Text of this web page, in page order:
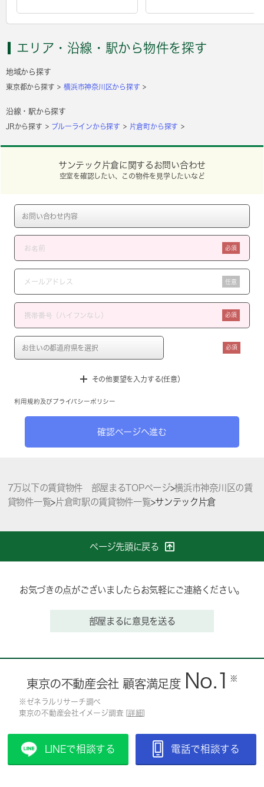
エリア・沿線・駅から物件を探す
地域から探す
東京都から探す 横浜市神奈川区から探す
沿線・駅から探す
JRから探す ブルーラインから探す 片倉町から探す
サンテック片倉に関するお問い合わせ
空室を確認したい、この物件を見学したいなど
必須
任意
必須
必須
その他要望を入力する(任意）
利用規約 及び プライバシーポリシー
確認ページへ進む
7万以下の賃貸物件 部屋まるTOPページ>横浜市神奈川区の賃
貸物件一覧>片倉町駅の賃貸物件一覧>サンテック片倉
ページ先頭に戻る
お気づきの点がございましたらお気軽にご連絡ください。
部屋まるに意見を送る
東京の不動産会社 顧客満足度 No.1 ※
※ゼネラルリサーチ調べ
東京の不動産会社イメージ調査 [ 詳細
LINEで相談する 電話で相談する